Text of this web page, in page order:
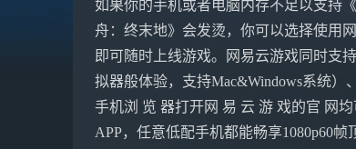
如果你的手机或者电脑内存不足以支持
舟：终末地》会发烫，你可以选择使用
即可随时上线游戏。网易云游戏同时支
拟器般体验，支持Mac&Windows系统
手机浏 览 器打开网 易 云 游 戏的官 网
APP，任意低配手机都能畅享1080p60